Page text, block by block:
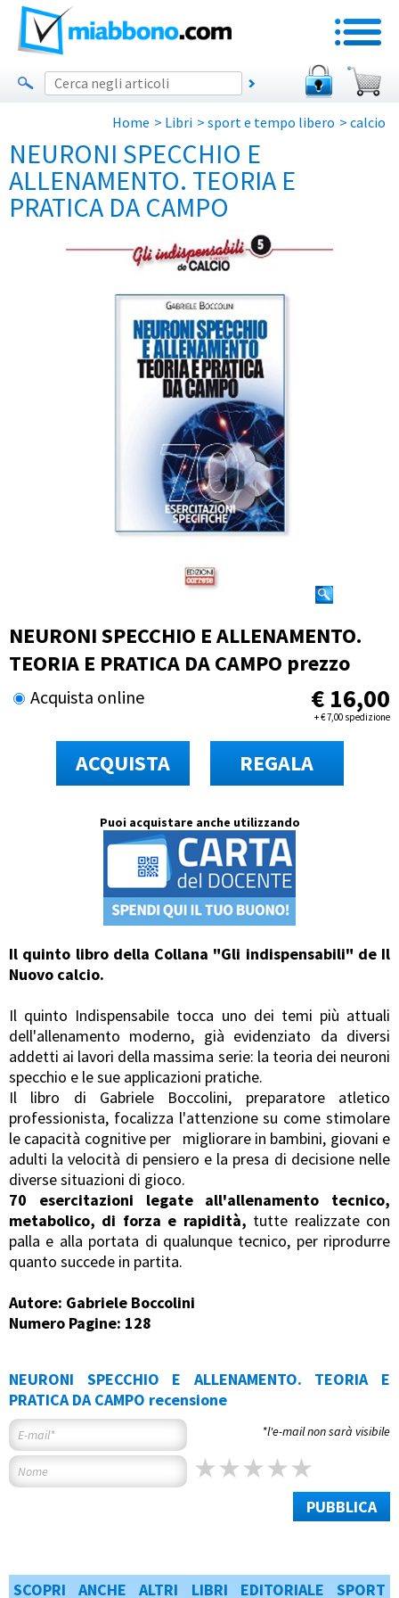
Home > Libri > sport e tempo libero > calcio
NEURONI SPECCHIO E
ALLENAMENTO. TEORIA E
PRATICA DA CAMPO
NEURONI SPECCHIO E ALLENAMENTO.
TEORIA E PRATICA DA CAMPO prezzo
Acquista online € 16,00
+€7,00 spedizione
ACQUISTA REGALA
Puoi acquistare anche utilizzando
Il quinto libro della Collana "Gli indispensabili" de Il
Nuovo calcio.
Il quinto Indispensabile tocca uno dei temi più attuali
dell'allenamento moderno, già evidenziato da diversi
addetti ai lavori della massima serie: la teoria dei neuroni
specchio e le sue applicazioni pratiche.
Il libro di Gabriele Boccolini, preparatore atletico
professionista, focalizza l'attenzione su come stimolare
le capacità cognitive per migliorare in bambini, giovani e
adulti la velocità di pensiero e la presa di decisione nelle
diverse situazioni di gioco.
70 esercitazioni legate all'allenamento tecnico,
metabolico, di forza e rapidità, tutte realizzate con
palla e alla portata di qualunque tecnico, per riprodurre
quanto succede in partita.
Autore: Gabriele Boccolini
Numero Pagine: 128
NEURONI SPECCHIO E ALLENAMENTO. TEORIA E
PRATICA DA CAMPO recensione
*l'e-mail non sarà visibile
PUBBLICA
SCOPRI ANCHE ALTRI LIBRI EDITORIALE SPORT